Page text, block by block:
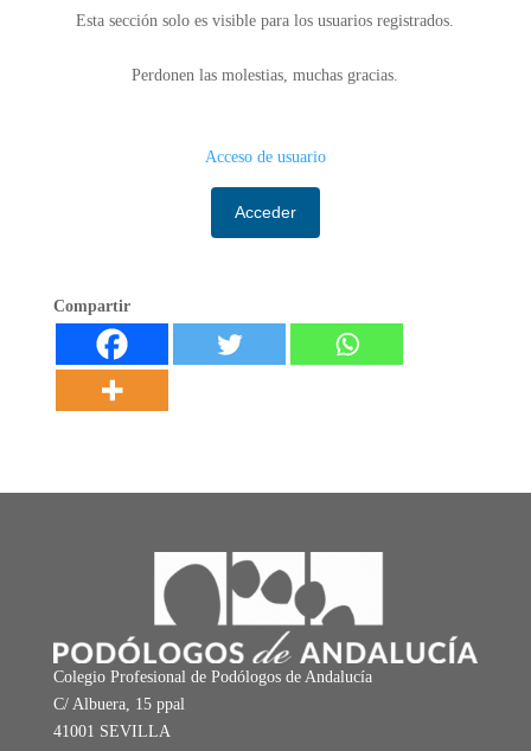
Esta sección solo es visible para los usuarios registrados.
Perdonen las molestias, muchas gracias.
Acceso de usuario
Acceder
Compartir
Colegio Profesional de Podólogos de Andalucía
C/ Albuera, 15 ppal
41001 SEVILLA